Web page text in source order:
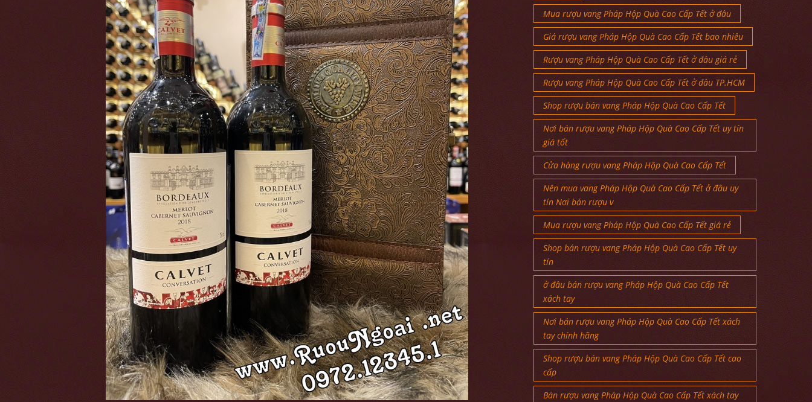
Mua rượu vang Pháp Hộp Quà Cao Cấp Tết ở đâu
Giá rượu vang Pháp Hộp Quà Cao Cấp Tết bao nhiêu
Rượu vang Pháp Hộp Quà Cao Cấp Tết ở đâu giá rẻ
Rượu vang Pháp Hộp Quà Cao Cấp Tết ở đâu TP.HCM
Shop rượu bán vang Pháp Hộp Quà Cao Cấp Tết
Nơi bán rượu vang Pháp Hộp Quà Cao Cấp Tết uy tín
giá tốt
Cửa hàng rượu vang Pháp Hộp Quà Cao Cấp Tết
Nên mua vang Pháp Hộp Quà Cao Cấp Tết ở đâu uy
tín Nơi bán rượu v
Mua rượu vang Pháp Hộp Quà Cao Cấp Tết giá rẻ
Shop bán rượu vang Pháp Hộp Quà Cao Cấp Tết uy
tín
ở đâu bán rượu vang Pháp Hộp Quà Cao Cấp Tết
xách tay
Nơi bán rượu vang Pháp Hộp Quà Cao Cấp Tết xách
tay chính hãng
Shop rượu bán vang Pháp Hộp Quà Cao Cấp Tết cao
cấp
Bán rượu vang Pháp Hộp Quà Cao Cấp Tết xách tay